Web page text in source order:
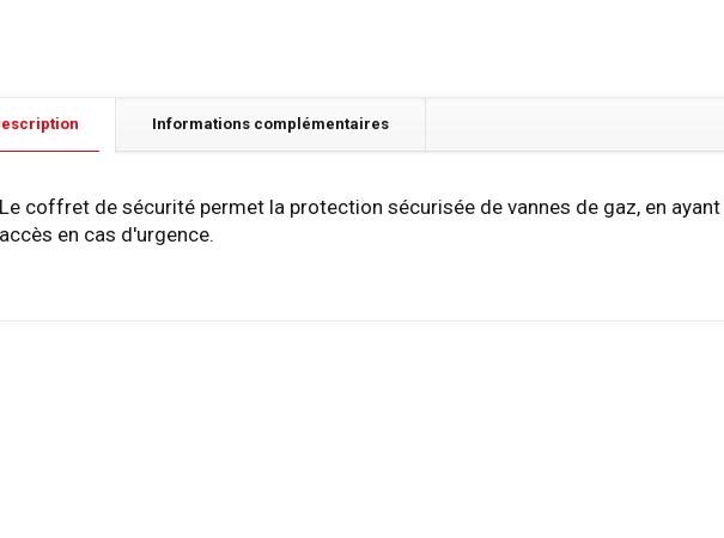
Informations complémentaires
Le coffret de sécurité permet la protection sécurisée de vannes de gaz, en
accès en cas d'urgence.